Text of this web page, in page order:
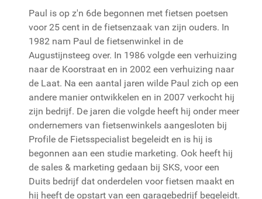
Paul is op z'n 6de begonnen met fietsen poetsen
voor 25 cent in de fietsenzaak van zijn ouders. In
1982 nam Paul de fietsenwinkel in de
Augustijnsteeg over. In 1986 volgde een verhuizing
naar de Koorstraat en in 2002 een verhuizing naar
de Laat. Na een aantal jaren wilde Paul zich op een
andere manier ontwikkelen en in 2007 verkocht hij
zijn bedrijf. De jaren die volgde heeft hij onder meer
ondernemers van fietsenwinkels aangesloten bij
Profile de Fietsspecialist begeleidt en is hij is
begonnen aan een studie marketing. Ook heeft hij
de sales & marketing gedaan bij SKS, voor een
Duits bedrijf dat onderdelen voor fietsen maakt en
hij heeft de opstart van een garagebedrijf begeleidt.